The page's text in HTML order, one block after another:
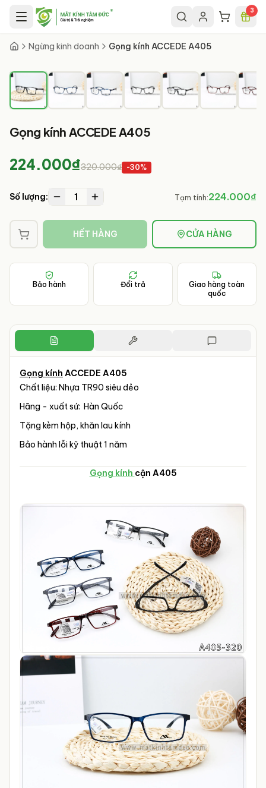
Chuyển đến nội dung chính 3
Ngừng kinh doanh Gọng kính ACCEDE A405
Gọng kính ACCEDE A405
224.000₫320.000₫ -30%
Số lượng: 1 Tạm tính:224.000₫
HẾT HÀNG CỬA HÀNG
Bảo hành Đổi trả
Giao hàng toàn
quốc
Gọng kính ACCEDE A405
Chất liệu: Nhựa TR90 siêu dẻo
Hãng - xuất sứ: Hàn Quốc
Tặng kèm hộp, khăn lau kính
Bảo hành lỗi kỹ thuật 1 năm
Gọng kính cận A405